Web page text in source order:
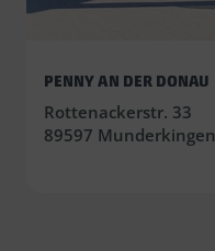
PENNY AN DER DONAU
Rottenackerstr. 33
89597 Munderkingen